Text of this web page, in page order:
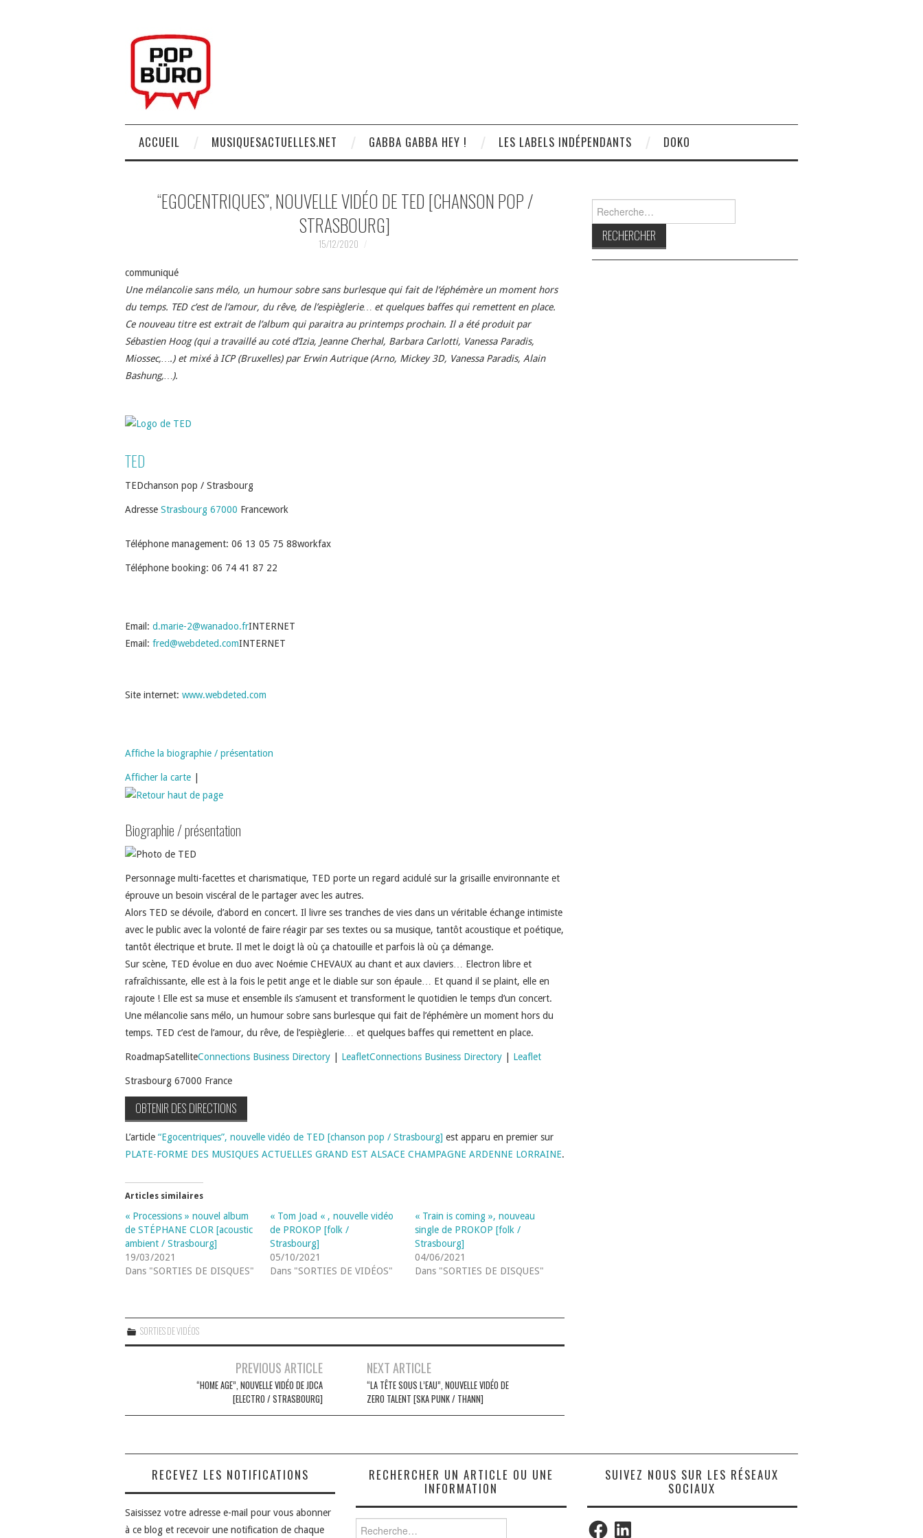
ACCUEIL MUSIQUESACTUELLES.NET GABBA GABBA HEY ! LES LABELS INDÉPENDANTS DOKO
“EGOCENTRIQUES”, NOUVELLE VIDÉO DE TED [CHANSON POP /
STRASBOURG]
15/12/2020
communiqué
Une mélancolie sans mélo, un humour sobre sans burlesque qui fait de l’éphémère un moment hors
du temps. TED c’est de l’amour, du rêve, de l’espièglerie… et quelques baffes qui remettent en place.
Ce nouveau titre est extrait de l’album qui paraitra au printemps prochain. Il a été produit par
Sébastien Hoog (qui a travaillé au coté d’Izia, Jeanne Cherhal, Barbara Carlotti, Vanessa Paradis,
Miossec,….) et mixé à ICP (Bruxelles) par Erwin Autrique (Arno, Mickey 3D, Vanessa Paradis, Alain
Bashung,…).
TED
TEDchanson pop / Strasbourg
Adresse Strasbourg 67000 Francework
Téléphone management: 06 13 05 75 88workfax
Téléphone booking: 06 74 41 87 22
Email : d.marie-2@wanadoo.frINTERNET
Email : fred@webdeted.comINTERNET
Site internet: www.webdeted.com
Affiche la biographie / présentation
Afficher la carte
Biographie / présentation
Personnage multi-facettes et charismatique, TED porte un regard acidulé sur la grisaille environnante et
éprouve un besoin viscéral de le partager avec les autres.
Alors TED se dévoile, d’abord en concert. Il livre ses tranches de vies dans un véritable échange intimiste
avec le public avec la volonté de faire réagir par ses textes ou sa musique, tantôt acoustique et poétique,
tantôt électrique et brute. Il met le doigt là où ça chatouille et parfois là où ça démange.
Sur scène, TED évolue en duo avec Noémie CHEVAUX au chant et aux claviers… Electron libre et
rafraîchissante, elle est à la fois le petit ange et le diable sur son épaule… Et quand il se plaint, elle en
rajoute ! Elle est sa muse et ensemble ils s’amusent et transforment le quotidien le temps d’un concert.
Une mélancolie sans mélo, un humour sobre sans burlesque qui fait de l’éphémère un moment hors du
temps. TED c’est de l’amour, du rêve, de l’espièglerie… et quelques baffes qui remettent en place.
RoadmapSatelliteConnections Business Directory LeafletConnections Business Directory Leaflet
Strasbourg 67000 France
OBTENIR DES DIRECTIONS
L’article “Egocentriques”, nouvelle vidéo de TED [chanson pop / Strasbourg] est apparu en premier sur
PLATE-FORME DES MUSIQUES ACTUELLES GRAND EST ALSACE CHAMPAGNE ARDENNE LORRAINE.
Articles similaires
« Processions » nouvel album
de STÉPHANE CLOR [acoustic
ambient / Strasbourg]
19/03/2021
Dans "SORTIES DE DISQUES"
« Tom Joad « , nouvelle vidéo
de PROKOP [folk /
Strasbourg]
05/10/2021
Dans "SORTIES DE VIDÉOS"
« Train is coming », nouveau
single de PROKOP [folk /
Strasbourg]
04/06/2021
Dans "SORTIES DE DISQUES"
SORTIES DE VIDÉOS
PREVIOUS ARTICLE
“HOME AGE”, NOUVELLE VIDÉO DE JDCA
[ELECTRO / STRASBOURG]
NEXT ARTICLE
“LA TÊTE SOUS L’EAU”, NOUVELLE VIDÉO DE
ZERO TALENT [SKA PUNK / THANN]
RECEVEZ LES NOTIFICATIONS
Saisissez votre adresse e-mail pour vous abonner
à ce blog et recevoir une notification de chaque
RECHERCHER UN ARTICLE OU UNE
INFORMATION
Rechercher :
SUIVEZ NOUS SUR LES RÉSEAUX
SOCIAUX
FacebookLinkedIn